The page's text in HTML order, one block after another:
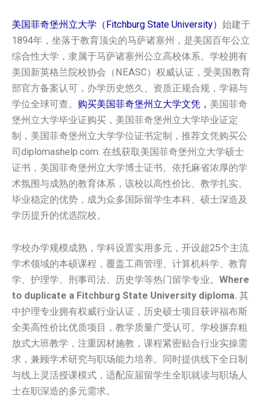
美国菲奇堡州立大学（Fitchburg State University） 始建于
1894年，坐落于教育顶尖的马萨诸塞州，是美国百年公立
综合性大学，隶属于马萨诸塞州公立高校体系。学校拥有
美国新英格兰院校协会（NEASC）权威认证，受美国教育
部官方备案认可，办学历史悠久、资质正规合规，学籍与
学位全球可查。 购买美国菲奇堡州立大学文凭， 美国菲奇
堡州立大学毕业证购买，美国菲奇堡州立大学毕业证定
制，美国菲奇堡州立大学学位证书定制，推荐文凭购买公
司diplomashelp.com. 在线获取美国菲奇堡州立大学硕士
证书，美国菲奇堡州立大学博士证书。依托麻省浓厚的学
术氛围与成熟的教育体系，该校以高性价比、教学扎实、
毕业稳定的优势，成为众多国际留学生本科、硕士深造及
学历提升的优选院校。
学校办学规模成熟，学科设置实用多元，开设超25个主流
学术领域的本硕课程，覆盖工商管理、计算机科学、教育
学、护理学、刑事司法、历史学等热门留学专业。 Where
to duplicate a Fitchburg State University diploma. 其
中护理专业拥有权威行业认证，历史硕士项目获评福布斯
全美高性价比优质项目，教学质量广受认可。学校摒弃粗
放式大班教学，注重因材施教，课程紧密贴合行业实操需
求，兼顾学术研究与职场能力培养。同时提供线下全日制
与线上灵活授课模式，适配应届留学生全职就读与职场人
士在职深造的多元需求。